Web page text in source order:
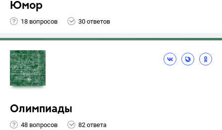
Юмор
18 вопросов 30 ответов
Олимпиады
48 вопросов 82 ответа